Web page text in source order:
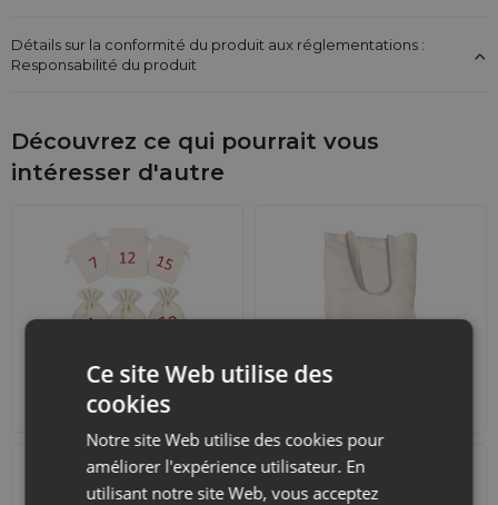
Détails sur la conformité du produit aux réglementations :
Responsabilité du produit
Découvrez ce qui pourrait vous
intéresser d'autre
Calendriers de l'Avent
Sacs de courses avec
Ce site Web utilise des
cookies
Notre site Web utilise des cookies pour
améliorer l'expérience utilisateur. En
utilisant notre site Web, vous acceptez